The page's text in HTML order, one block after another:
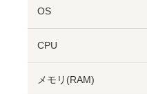
OS
CPU
メモリ(RAM)